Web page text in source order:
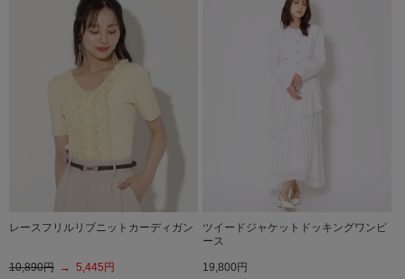
レースフリルリブニットカーディガン
10,890円 → 5,445円
ツイードジャケットドッキングワンピ
ース
19,800円